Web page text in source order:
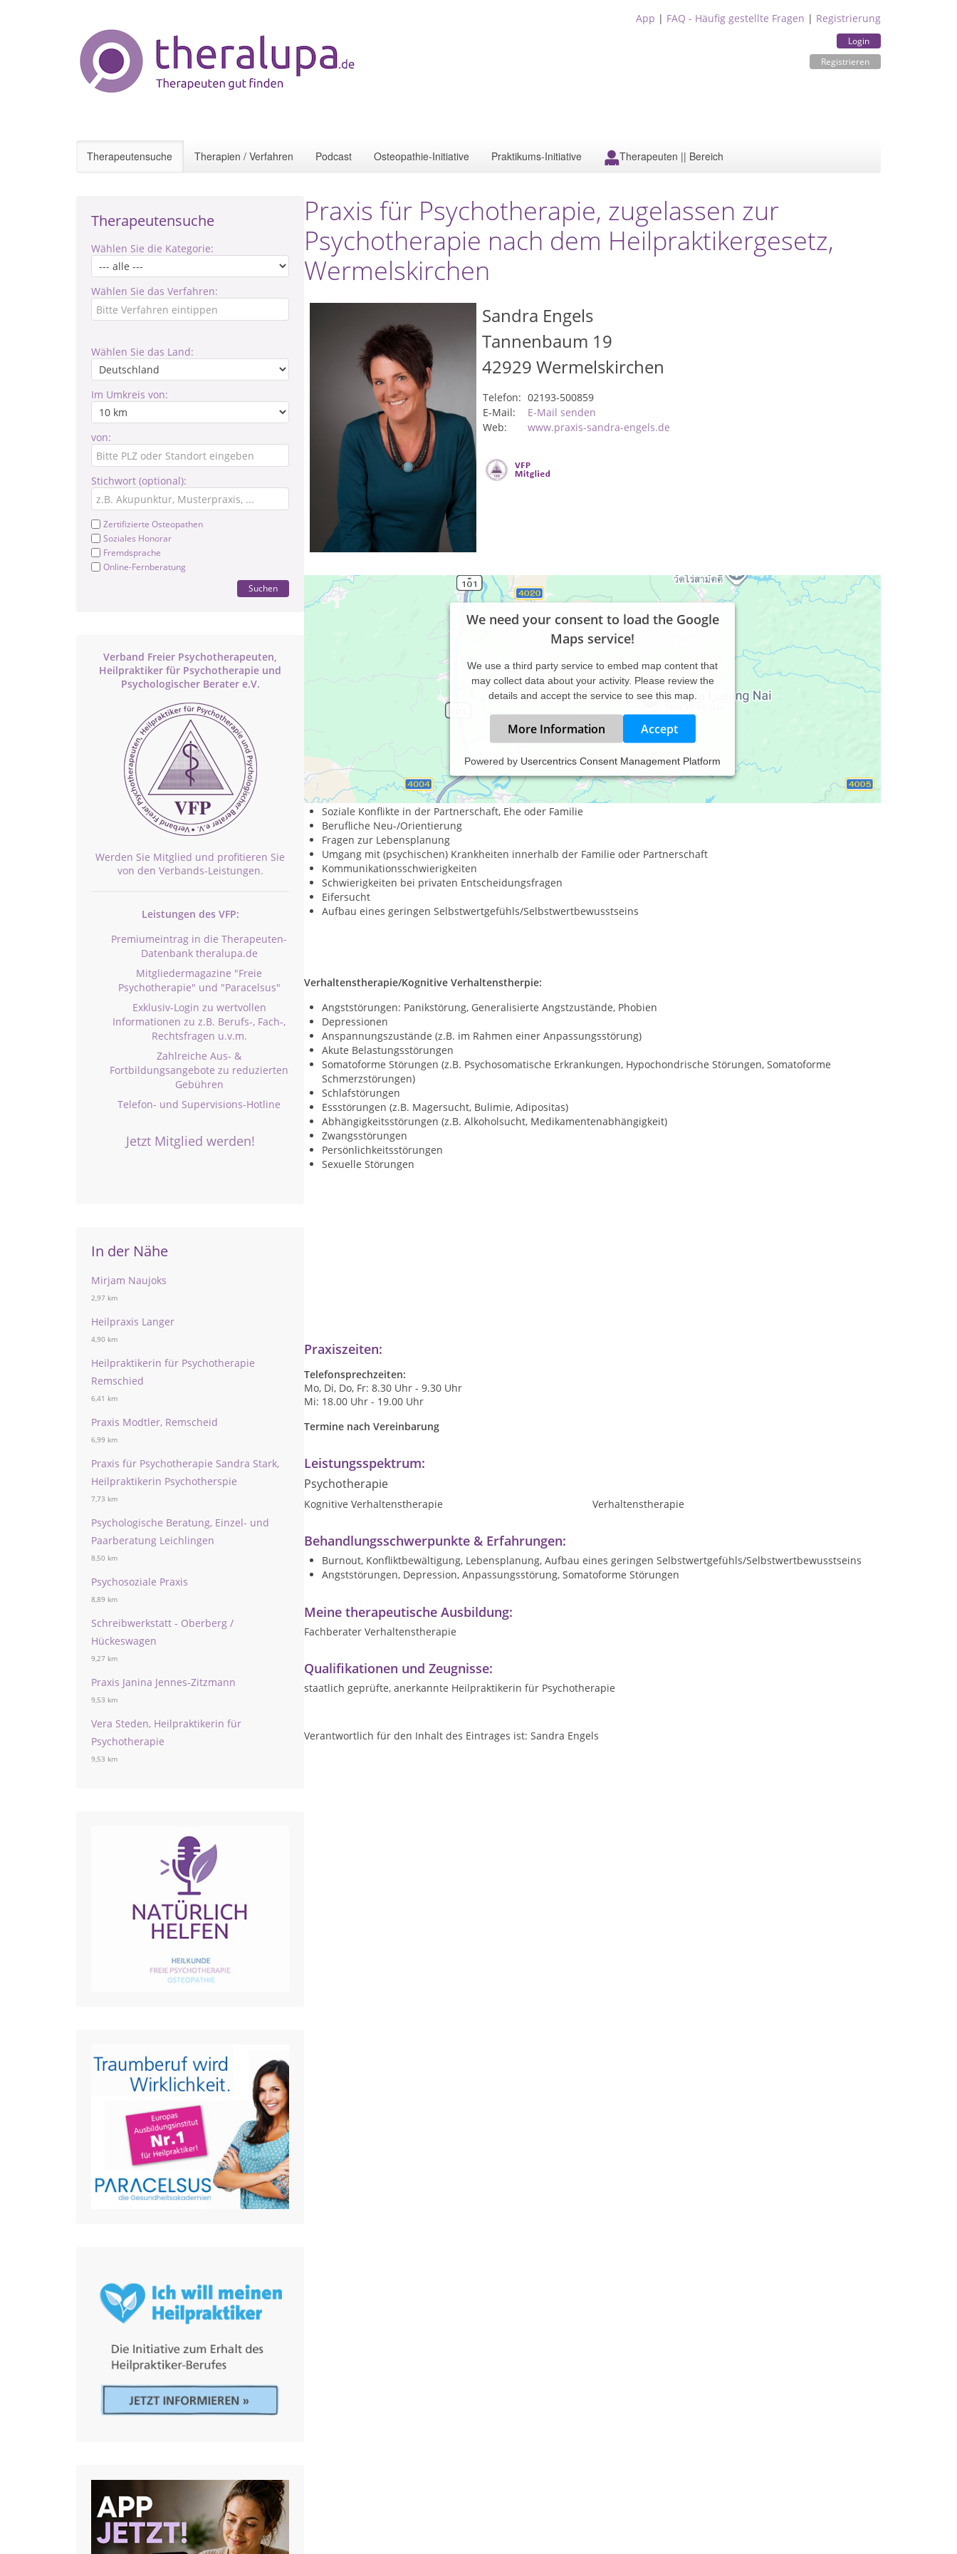
App | FAQ - Häufig gestellte Fragen | Registrierung
Login
Registrieren
Therapeutensuche Therapien / Verfahren Podcast Osteopathie-Initiative Praktikums-Initiative Therapeuten || Bereich
Therapeutensuche
Wählen Sie die Kategorie:
Wählen Sie das Verfahren:
Wählen Sie das Land:
Im Umkreis von:
von:
Stichwort (optional):
Zertifizierte Osteopathen
Soziales Honorar
Fremdsprache
Online-Fernberatung
Suchen
Verband Freier Psychotherapeuten,
Heilpraktiker für Psychotherapie und
Psychologischer Berater e.V.
Werden Sie Mitglied und profitieren Sie
von den Verbands-Leistungen.
Leistungen des VFP:
Premiumeintrag in die Therapeuten-
Datenbank theralupa.de
Mitgliedermagazine "Freie
Psychotherapie" und "Paracelsus"
Exklusiv-Login zu wertvollen
Informationen zu z.B. Berufs-, Fach-,
Rechtsfragen u.v.m.
Zahlreiche Aus- &
Fortbildungsangebote zu reduzierten
Gebühren
Telefon- und Supervisions-Hotline
Jetzt Mitglied werden!
In der Nähe
Mirjam Naujoks
2,97 km
Heilpraxis Langer
4,90 km
Heilpraktikerin für Psychotherapie
Remschied
6,41 km
Praxis Modtler, Remscheid
6,99 km
Praxis für Psychotherapie Sandra Stark,
Heilpraktikerin Psychotherspie
7,73 km
Psychologische Beratung, Einzel- und
Paarberatung Leichlingen
8,50 km
Psychosoziale Praxis
8,89 km
Schreibwerkstatt - Oberberg /
Hückeswagen
9,27 km
Praxis Janina Jennes-Zitzmann
9,53 km
Vera Steden, Heilpraktikerin für
Psychotherapie
9,53 km
Praxis für Psychotherapie, zugelassen zur
Psychotherapie nach dem Heilpraktikergesetz,
Wermelskirchen
Sandra Engels
Tannenbaum 19
42929 Wermelskirchen
Telefon: 02193-500859
E-Mail:
E-Mail senden
Web:
www.praxis-sandra-engels.de
We need your consent to load the Google
Maps service!
We use a third party service to embed map content that
may collect data about your activity. Please review the
details and accept the service to see this map.
More Information Accept
Powered by Usercentrics Consent Management Platform
Psychologische Beratung:
Psychische Belastung bis hin zur Erschöpfung (Burnout)
Soziale Konflikte in der Partnerschaft, Ehe oder Familie
Berufliche Neu-/Orientierung
Fragen zur Lebensplanung
Umgang mit (psychischen) Krankheiten innerhalb der Familie oder Partnerschaft
Kommunikationsschwierigkeiten
Schwierigkeiten bei privaten Entscheidungsfragen
Eifersucht
Aufbau eines geringen Selbstwertgefühls/Selbstwertbewusstseins
Verhaltenstherapie/Kognitive Verhaltenstherpie:
Angststörungen: Panikstörung, Generalisierte Angstzustände, Phobien
Depressionen
Anspannungszustände (z.B. im Rahmen einer Anpassungsstörung)
Akute Belastungsstörungen
Somatoforme Störungen (z.B. Psychosomatische Erkrankungen, Hypochondrische Störungen, Somatoforme
Schmerzstörungen)
Schlafstörungen
Essstörungen (z.B. Magersucht, Bulimie, Adipositas)
Abhängigkeitsstörungen (z.B. Alkoholsucht, Medikamentenabhängigkeit)
Zwangsstörungen
Persönlichkeitsstörungen
Sexuelle Störungen
Praxiszeiten:
Telefonsprechzeiten:
Mo, Di, Do, Fr: 8.30 Uhr - 9.30 Uhr
Mi: 18.00 Uhr - 19.00 Uhr
Termine nach Vereinbarung
Leistungsspektrum:
Psychotherapie
Kognitive Verhaltenstherapie Verhaltenstherapie
Behandlungsschwerpunkte & Erfahrungen:
Burnout, Konfliktbewältigung, Lebensplanung, Aufbau eines geringen Selbstwertgefühls/Selbstwertbewusstseins
Angststörungen, Depression, Anpassungsstörung, Somatoforme Störungen
Meine therapeutische Ausbildung:
Fachberater Verhaltenstherapie
Qualifikationen und Zeugnisse:
staatlich geprüfte, anerkannte Heilpraktikerin für Psychotherapie
Verantwortlich für den Inhalt des Eintrages ist: Sandra Engels